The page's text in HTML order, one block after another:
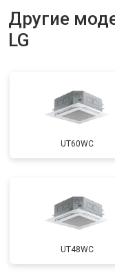
Другие
LG
UT60WC
UT48WC